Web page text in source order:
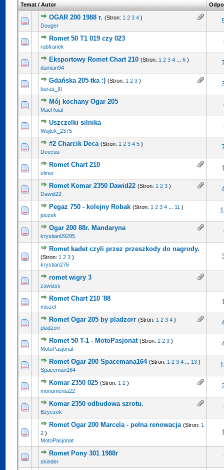
Temat/Autor
OGAR 200 1988 r. (Stron: 1 2 3 4 )
Douger
Romet 50 T1 019 czy 023
rubfranek
Eksportowy Romet Chart 210 (Stron: 1 2 3 4 ...6 )
damian94
Gdańska 205-tka :) (Stron: 1 2 3 )
buras_tft
Mój kochany Ogar 205
MacRoial
Uszczelki silnika
Wojtek_2375
#2 Charcik Deca (Stron: 1 2 3 4 5 )
Deecuu
Romet Chart 210
elmer
Romet Komar 2350 Dawid22 (Stron: 1 2 3 )
Dawid22
Pegaz 750 - kolejny Robak (Stron: 1 2 3 4 11 )
joozek
Ogar 200 88r. Mandaryna
krystian09295
Romet kadet czyli przez przeszkody do nagrody.
(Stron: 1 2 3 )
krystian276
romet wigry 3
zawiass
Romet Chart 210 '88
miszel
Romet Ogar 205 by pladzorr (Stron: 1 2 3 4 )
pladzorr
Romet 50 T-1 - MotoPasjonat (Stron: 1 2 3 )
MotoPasjonat
Romet Ogar 200 Spacemana164 (Stron: 1 2 3 4 13 )
Spaceman164
Komar 2350 025 (Stron: 1 2 )
monumenta22
Komar 2350 odbudowa szrotu.
Bzyczek
Romet Ogar 200 Marcela - pełna renowacja (Stron: 1
2 )
MotoPasjonat
Romet Pony 301 1988r
skinder